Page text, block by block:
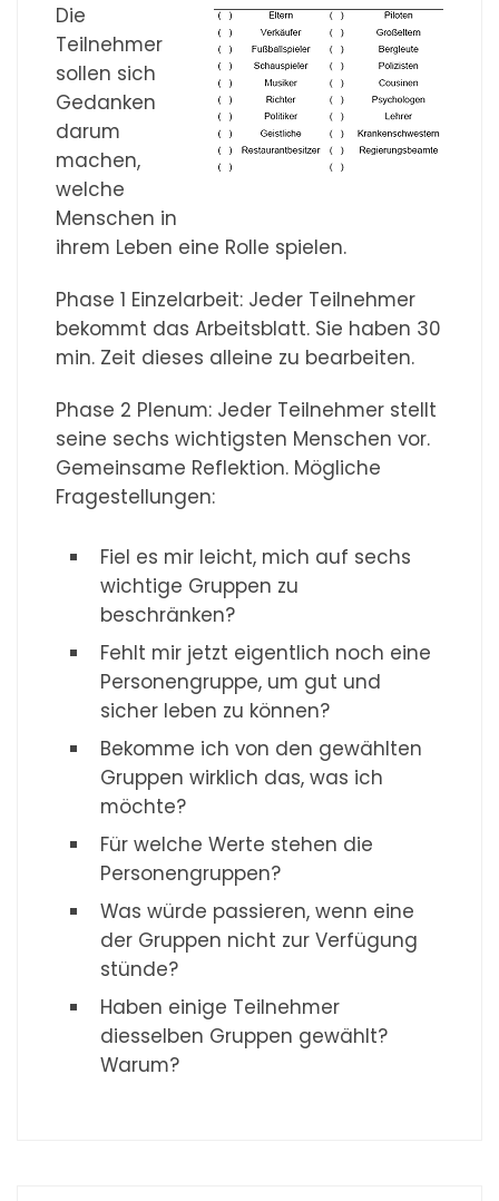
Die
Teilnehmer
sollen sich
Gedanken
darum
machen,
welche
Menschen in
ihrem Leben eine Rolle spielen.
Phase 1 Einzelarbeit: Jeder Teilnehmer
bekommt das Arbeitsblatt. Sie haben 30
min. Zeit dieses alleine zu bearbeiten.
Phase 2 Plenum: Jeder Teilnehmer stellt
seine sechs wichtigsten Menschen vor.
Gemeinsame Reflektion. Mögliche
Fragestellungen:
Fiel es mir leicht, mich auf sechs
wichtige Gruppen zu
beschränken?
Fehlt mir jetzt eigentlich noch eine
Personengruppe, um gut und
sicher leben zu können?
Bekomme ich von den gewählten
Gruppen wirklich das, was ich
möchte?
Für welche Werte stehen die
Personengruppen?
Was würde passieren, wenn eine
der Gruppen nicht zur Verfügung
stünde?
Haben einige Teilnehmer
diesselben Gruppen gewählt?
Warum?